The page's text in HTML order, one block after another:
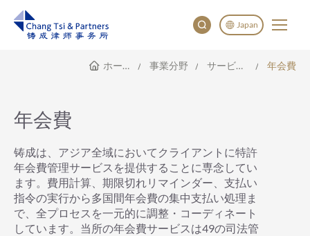
Japan
English
Deutsch
ホームページ 事業分野 サービス範囲 年会費
年会費
铸成は、アジア全域においてクライアントに特許
年会費管理サービスを提供することに専念してい
ます。費用計算、期限切れリマインダー、支払い
指令の実行から多国間年会費の集中支払い処理ま
で、全プロセスを一元的に調整・コーディネート
しています。当所の年会費サービスは49の司法管